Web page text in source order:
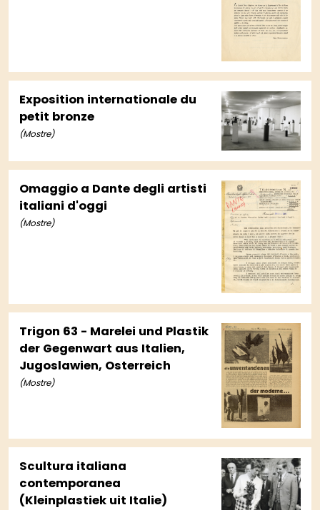
Exposition internationale du
petit bronze
(Mostre)
Omaggio a Dante degli artisti
italiani d'oggi
(Mostre)
Trigon 63 - Marelei und Plastik
der Gegenwart aus Italien,
Jugoslawien, Osterreich
(Mostre)
Scultura italiana
contemporanea
(Kleinplastiek uit Italie)